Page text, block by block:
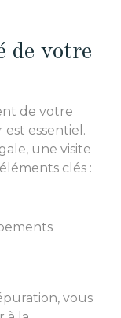
de votre
de votre
essentiel.
une visite
clés :
vous